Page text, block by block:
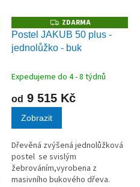
Z
D
A
R
ZDARMA
Postel JAKUB 50 plus -
jednolůžko - buk
Expedujeme do 4 - 8 týdnů
od 9 515 Kč
Zobrazit
Dřevěná zvýšená jednolůžková
postel se svislým
žebrováním,vyrobena z
masivního bukového dřeva.